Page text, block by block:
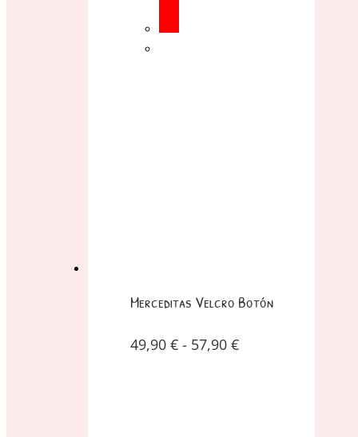
Merceditas Velcro Botón
49,90 € - 57,90 €